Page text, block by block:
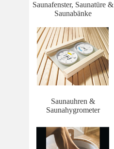
Saunafenster, Saunatüre &
Saunabänke
Saunauhren &
Saunahygrometer